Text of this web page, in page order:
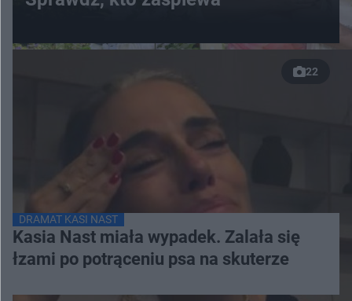
22
DRAMAT KASI NAST
Kasia Nast miała wypadek. Zalała się
łzami po potrąceniu psa na skuterze